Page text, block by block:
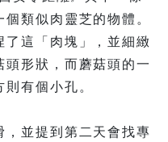
類似肉靈芝的物體。
這「肉塊」，並細緻
形狀，而蘑菇頭的一
有個小孔。
並提到第二天會找專